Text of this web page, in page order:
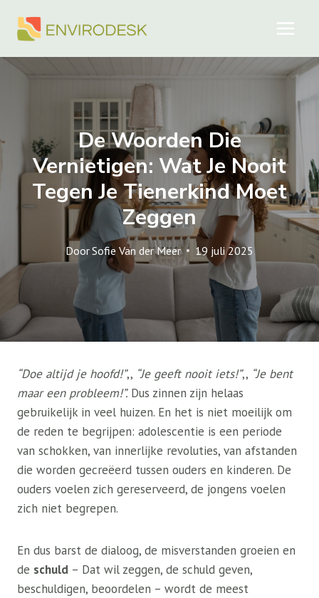
naar
De Woorden Die
Vernietigen: Wat Je Nooit
Tegen Je Tienerkind Moet
Zeggen
DoorSofie Van der Meer 19 juli 2025
“Doe altijd je hoofd!”,, “Je geeft nooit iets!”,, “Je bent
maar een probleem!”. Dus zinnen zijn helaas
gebruikelijk in veel huizen. En het is niet moeilijk om
de reden te begrijpen: adolescentie is een periode
van schokken, van innerlijke revoluties, van afstanden
die worden gecreëerd tussen ouders en kinderen. De
ouders voelen zich gereserveerd, de jongens voelen
zich niet begrepen.
En dus barst de dialoog, de misverstanden groeien en
de schuld – Dat wil zeggen, de schuld geven,
beschuldigen, beoordelen – wordt de meest